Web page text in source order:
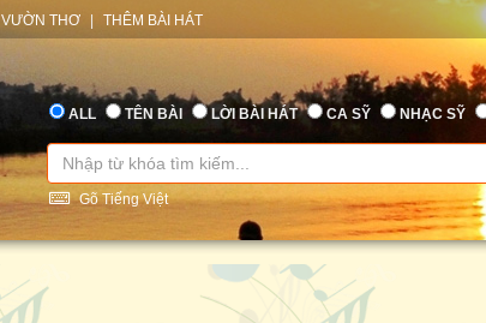
VƯỜN THƠ THÊM BÀI HÁT
ALL TÊN BÀI LỜI BÀI HÁT CA SỸ NHẠC SỸ
Gõ Tiếng Việt